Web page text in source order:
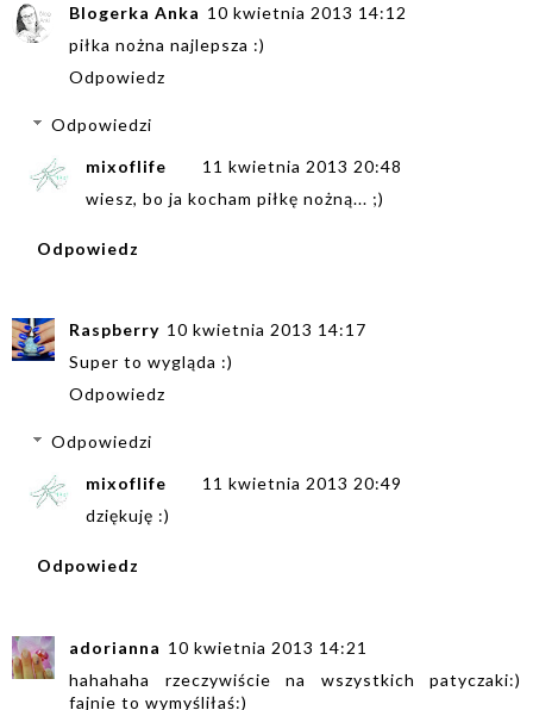
Blogerka Anka 10 kwietnia 2013 14:12
piłka nożna najlepsza :)
Odpowiedz
Odpowiedzi
mixoflife
11 kwietnia 2013 20:48
wiesz, bo ja kocham piłkę nożną... ;)
Odpowiedz
Raspberry 10 kwietnia 2013 14:17
Super to wygląda :)
Odpowiedz
Odpowiedzi
mixoflife
11 kwietnia 2013 20:49
dziękuję :)
Odpowiedz
adorianna 10 kwietnia 2013 14:21
hahahaha rzeczywiście na wszystkich patyczaki:)
fajnie to wymyśliłaś:)